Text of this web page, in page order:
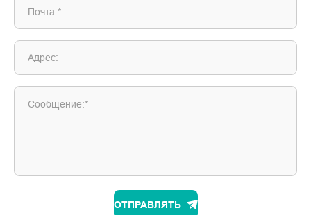
Почта:*
Адрес:
Сообщение:*
ОТПРАВЛЯТЬ